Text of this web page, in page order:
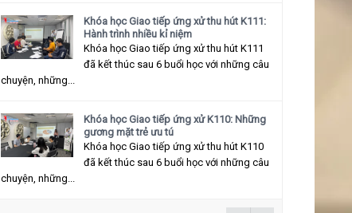
Khóa học Giao tiếp ứng xử thu hút K111:
Hành trình nhiều kỉ niệm
Khóa học Giao tiếp ứng xử thu hút K111
đã kết thúc sau 6 buổi học với những câu
chuyện, những...
Khóa học Giao tiếp ứng xử K110: Những
gương mặt trẻ ưu tú
Khóa học Giao tiếp ứng xử thu hút K110
đã kết thúc sau 6 buổi học với những câu
chuyện, những...